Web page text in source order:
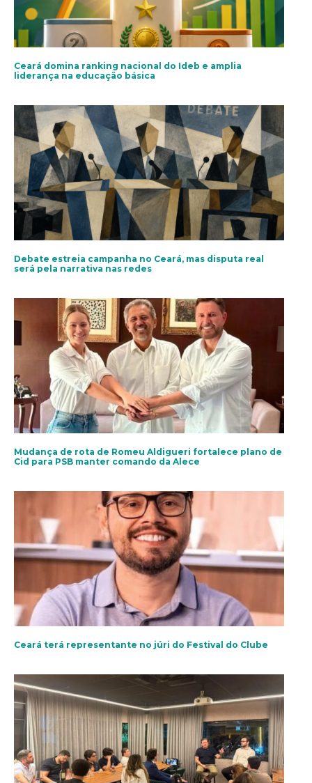
Ceará domina ranking nacional do Ideb e amplia
liderança na educação básica
Debate estreia campanha no Ceará, mas disputa real
será pela narrativa nas redes
Mudança de rota de Romeu Aldigueri fortalece plano de
Cid para PSB manter comando da Alece
Ceará terá representante no júri do Festival do Clube